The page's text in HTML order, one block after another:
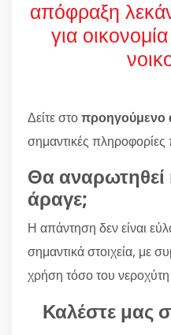
απόφραξη
για
Δείτε στοπροηγούμενο
σημαντικές
Θα αναρωτηθεί
άραγε;
Η απάντηση δεν είναι
σημαντικά στοιχεία, με
χρήση τόσο του
Καλέστε μας